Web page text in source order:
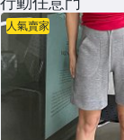
人氣賣家